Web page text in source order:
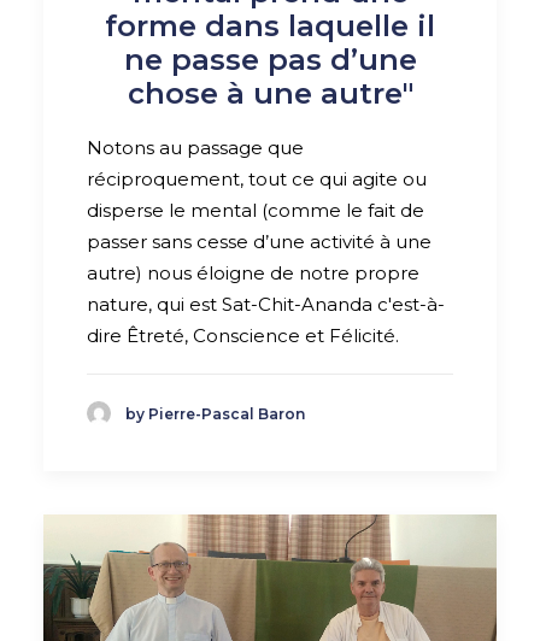
forme dans laquelle il
ne passe pas d’une
chose à une autre"
Notons au passage que
réciproquement, tout ce qui agite ou
disperse le mental (comme le fait de
passer sans cesse d’une activité à une
autre) nous éloigne de notre propre
nature, qui est Sat-Chit-Ananda c'est-à-
dire Êtreté, Conscience et Félicité.
by Pierre-Pascal Baron